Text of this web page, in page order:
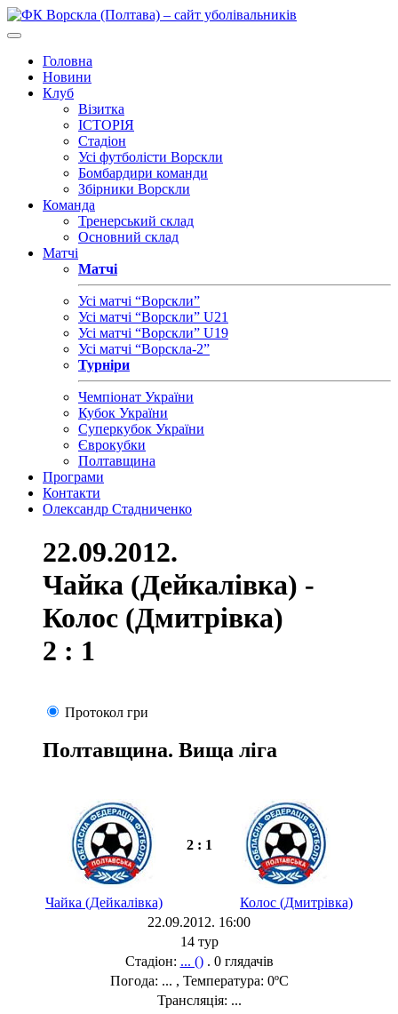
Головна
Новини
Клуб
Візитка
ІСТОРІЯ
Стадіон
Усі футболісти Ворскли
Бомбардири команди
Збірники Ворскли
Команда
Тренерський склад
Основний склад
Матчі
Матчі
Усі матчі “Ворскли”
Усі матчі “Ворскли” U21
Усі матчі “Ворскли” U19
Усі матчі “Ворскла-2”
Турніри
Чемпіонат України
Кубок України
Суперкубок України
Єврокубки
Полтавщина
Програми
Контакти
Олександр Стадниченко
22.09.2012.
Чайка (Дейкалівка) -
Колос (Дмитрівка)
2 : 1
Протокол гри
Полтавщина. Вища ліга
2 : 1
Чайка (Дейкалівка)
Колос (Дмитрівка)
22.09.2012. 16:00
14 тур
Стадіон: ... (). 0 глядачів
Погода: ... , Температура: 0ºC
Трансляція: ...